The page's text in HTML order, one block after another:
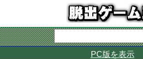
PC版を表示